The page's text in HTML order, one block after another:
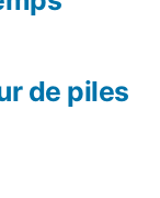
:de piles